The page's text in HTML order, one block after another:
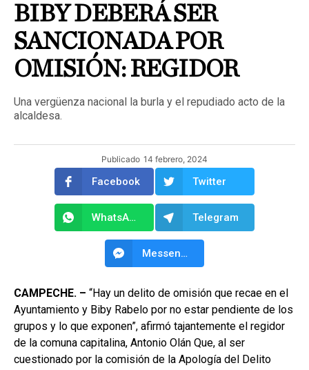
BIBY DEBERÁ SER
SANCIONADA POR
OMISIÓN: REGIDOR
Una vergüenza nacional la burla y el repudiado acto de la
alcaldesa.
Publicado 14 febrero, 2024
Facebook Twitter
WhatsApp Telegram
Messenger
CAMPECHE. – “Hay un delito de omisión que recae en el
Ayuntamiento y Biby Rabelo por no estar pendiente de los
grupos y lo que exponen”, afirmó tajantemente el regidor
de la comuna capitalina, Antonio Olán Que, al ser
cuestionado por la comisión de la Apología del Delito